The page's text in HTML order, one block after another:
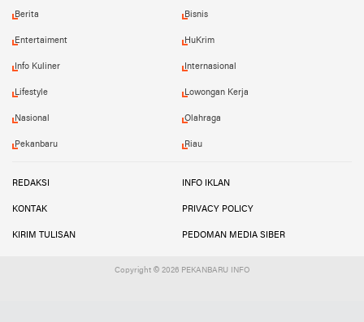
Berita Bisnis
Entertaiment HuKrim
Info Kuliner Internasional
Lifestyle Lowongan Kerja
Nasional Olahraga
Pekanbaru Riau
REDAKSI INFO IKLAN
KONTAK PRIVACY POLICY
KIRIM TULISAN PEDOMAN MEDIA SIBER
Copyright © 2026 PEKANBARU INFO